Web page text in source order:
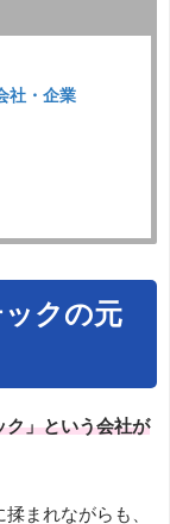
社・企業
クの元
ク」という会社が
まれながらも、